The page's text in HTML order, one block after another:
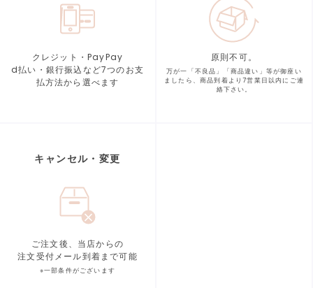
クレジット・PayPay
d払い・銀行振込など7つのお支
払方法から選べます
原則不可。
万が一「不良品」「商品違い」等が御座い
ましたら、商品到着より7営業日以内にご連
絡下さい。
キャンセル・変更
ご注文後、当店からの
注文受付メール到着まで可能
※一部条件がございます